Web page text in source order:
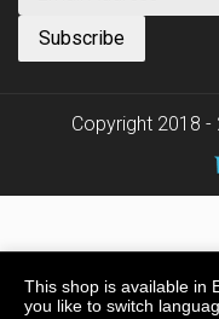
Copyright 2018 -
This shop is available in
you like to switch